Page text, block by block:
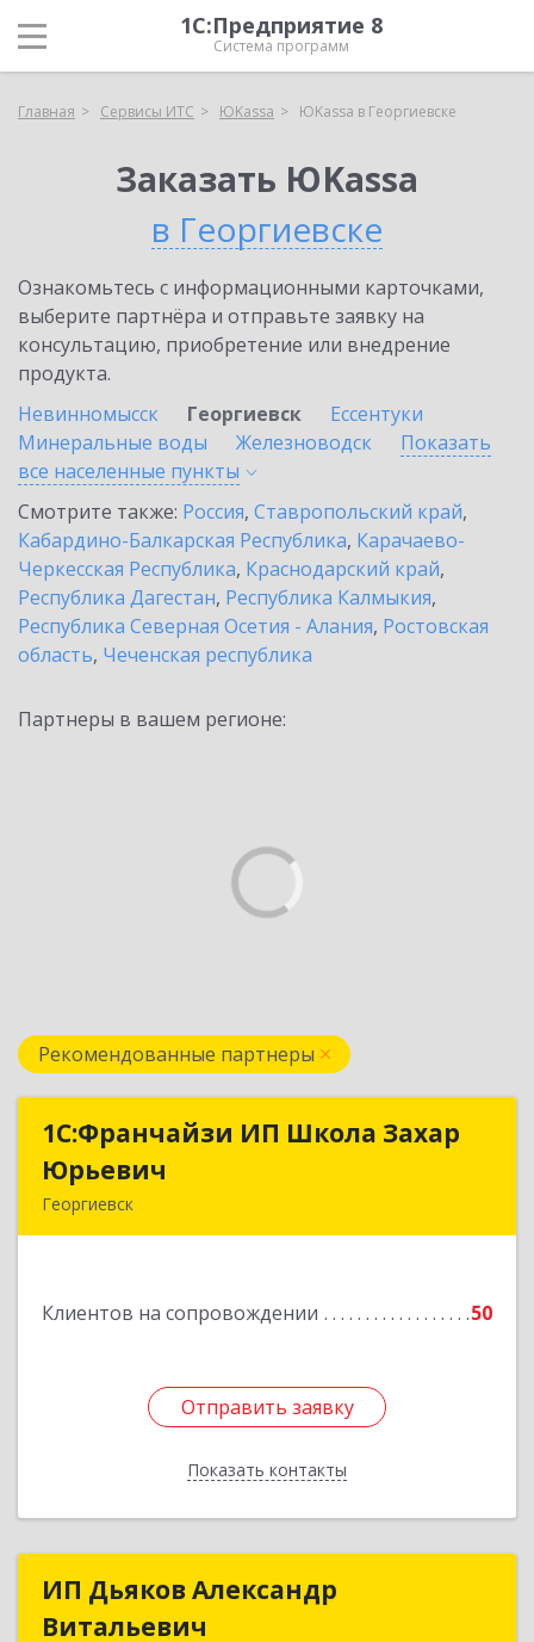
1С:Предприятие 8
Система программ
Главная Сервисы ИТС ЮKassa ЮKassa в Георгиевске
Заказать ЮKassa
в Георгиевске
Ознакомьтесь с информационными карточками,
выберите партнёра и отправьте заявку на
консультацию, приобретение или внедрение
продукта.
Невинномысск
Георгиевск
Ессентуки
Минеральные воды
Железноводск
Показать
все населенные пункты
Смотрите также: Россия, Ставропольский край,
Кабардино-Балкарская Республика, Карачаево-
Черкесская Республика, Краснодарский край,
Республика Дагестан, Республика Калмыкия,
Республика Северная Осетия - Алания, Ростовская
область, Чеченская республика
Партнеры в вашем регионе:
Рекомендованные партнеры
1С:Франчайзи ИП Школа Захар
Юрьевич
Георгиевск
Клиентов на сопровождении 50
Отправить заявку
Показать контакты
1С:Франчайзи ИП Школа Захар
Отправить заявку
Назад
ИП Дьяков Александр
Витальевич
ИП Дьяков Александр